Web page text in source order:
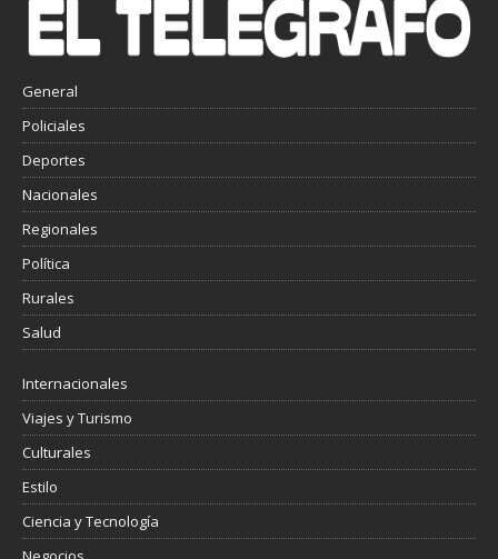
General
Policiales
Deportes
Nacionales
Regionales
Política
Rurales
Salud
Internacionales
Viajes y Turismo
Culturales
Estilo
Ciencia y Tecnología